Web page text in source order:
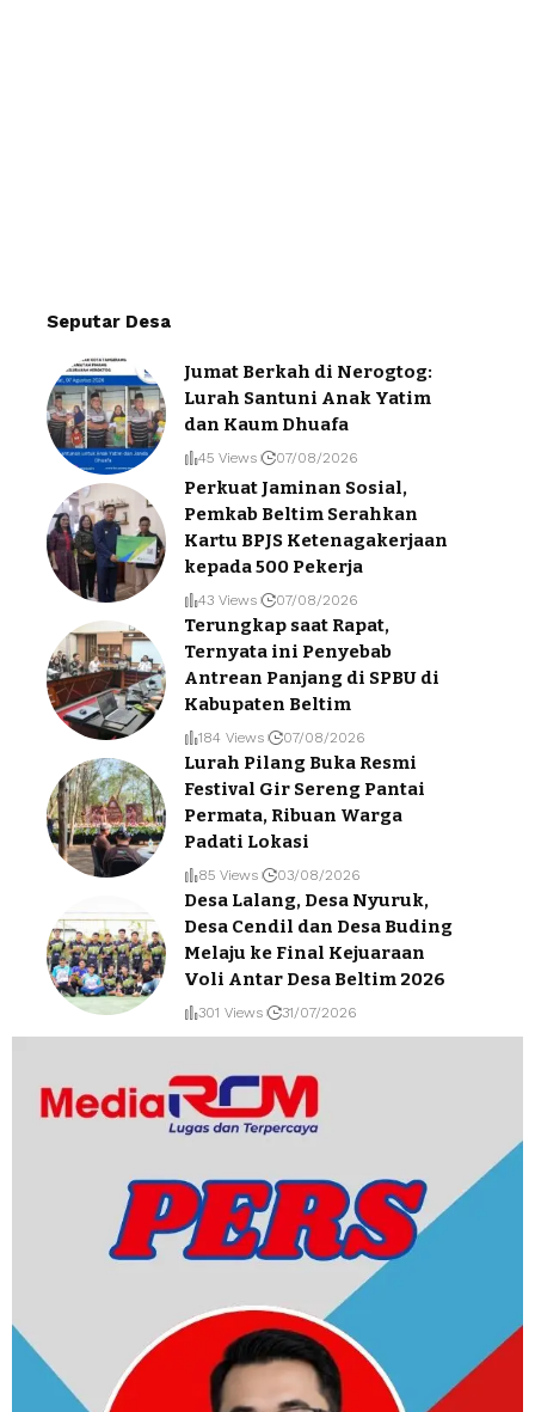
Seputar Desa
Jumat Berkah di Nerogtog:
Lurah Santuni Anak Yatim
dan Kaum Dhuafa
45 Views 07/08/2026
Perkuat Jaminan Sosial,
Pemkab Beltim Serahkan
Kartu BPJS Ketenagakerjaan
kepada 500 Pekerja
43 Views 07/08/2026
Terungkap saat Rapat,
Ternyata ini Penyebab
Antrean Panjang di SPBU di
Kabupaten Beltim
184 Views 07/08/2026
Lurah Pilang Buka Resmi
Festival Gir Sereng Pantai
Permata, Ribuan Warga
Padati Lokasi
85 Views 03/08/2026
Desa Lalang, Desa Nyuruk,
Desa Cendil dan Desa Buding
Melaju ke Final Kejuaraan
Voli Antar Desa Beltim 2026
301 Views 31/07/2026